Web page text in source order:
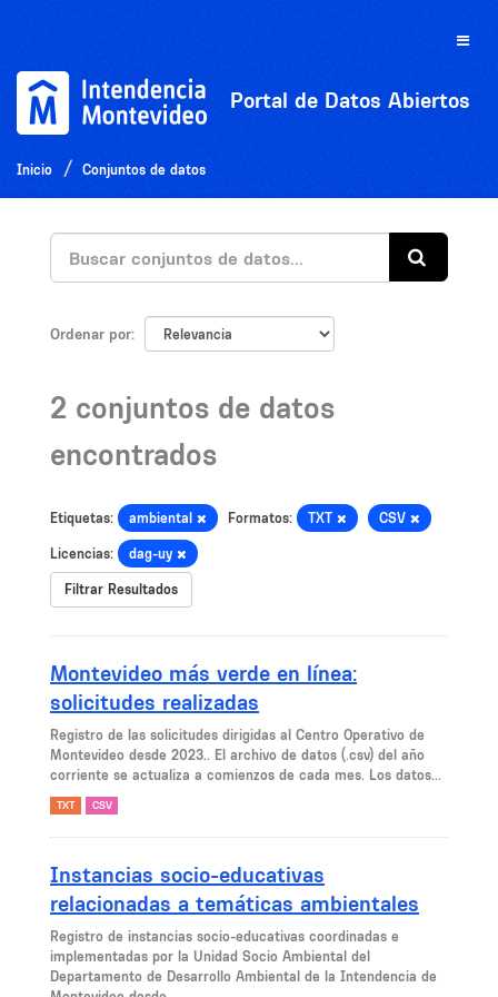
Toggle
Portal de Datos Abiertos
Inicio Conjuntos de datos
Ordenar por
2 conjuntos de datos
encontrados
Etiquetas: ambiental Formatos: TXT CSV
Licencias: dag-uy
Filtrar Resultados
Montevideo más verde en línea:
solicitudes realizadas
Registro de las solicitudes dirigidas al Centro Operativo de
Montevideo desde 2023.. El archivo de datos (.csv) del año
corriente se actualiza a comienzos de cada mes. Los datos...
TXT CSV
Instancias socio-educativas
relacionadas a temáticas ambientales
Registro de instancias socio-educativas coordinadas e
implementadas por la Unidad Socio Ambiental del
Departamento de Desarrollo Ambiental de la Intendencia de